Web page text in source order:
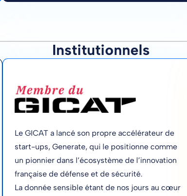
Institutionnels
Le GICAT a lancé son propre accélérateur de
start-ups, Generate, qui le positionne comme
un pionnier dans l’écosystème de l’innovation
française de défense et de sécurité.
La donnée sensible étant de nos jours au cœur